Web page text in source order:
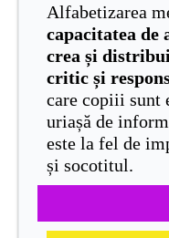
Alfabetizarea
capacitatea de
crea și
critic și
care copiii sunt
uriașă de
este la fel de
și socotitul.